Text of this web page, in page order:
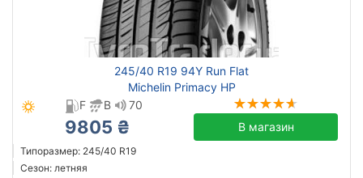
245/40 R19 94Y Run Flat
Michelin Primacy HP
F
B 70
9805 ₴ В магазин
Типоразмер: 245/40 R19
Сезон: летняя